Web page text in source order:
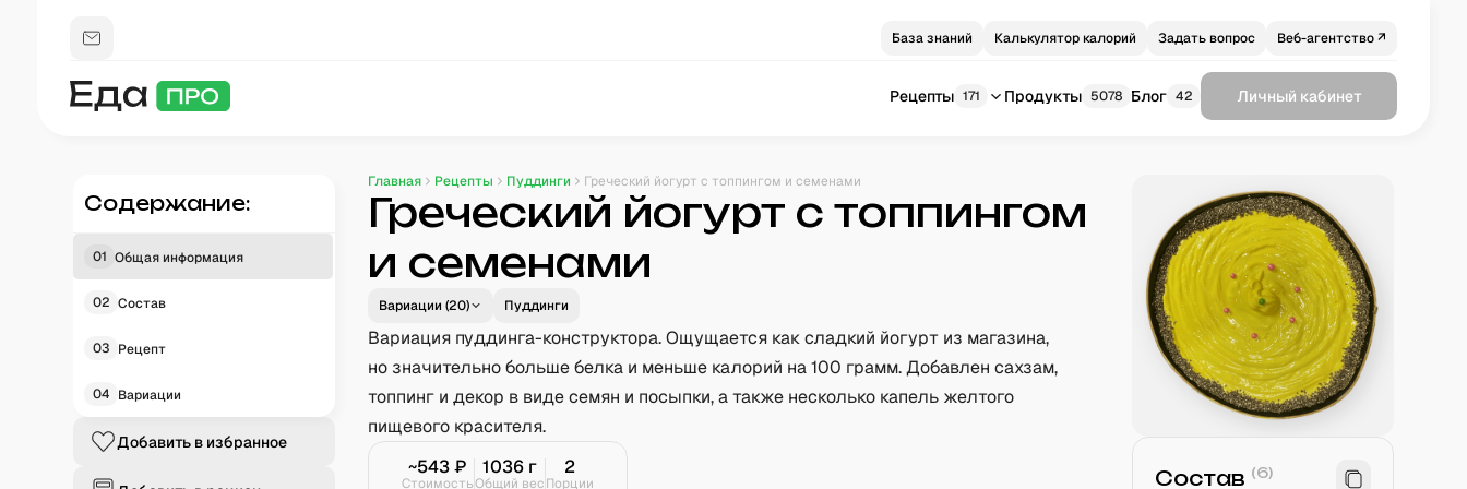
База знаний Калькулятор калорий Задать вопрос Веб-агентство ↗
Рецепты 171 Продукты 5078 Блог 42 Личный кабинет
Содержание:
01 Общая информация
02 Состав
03 Рецепт
04 Вариации
Добавить в избранное
Главная Рецепты Пуддинги Греческий йогурт с топпингом и семенами
Греческий йогурт с топпингом
и семенами
Вариации (20) Пуддинги
Вариация пуддинга-конструктора. Ощущается как сладкий йогурт из магазина,
но значительно больше белка и меньше калорий на 100 грамм. Добавлен сахзам,
топпинг и декор в виде семян и посыпки, а также несколько капель желтого
пищевого красителя.
~543₽
Стоимость
1036 г
Общий вес
2
Порции Состав (6)